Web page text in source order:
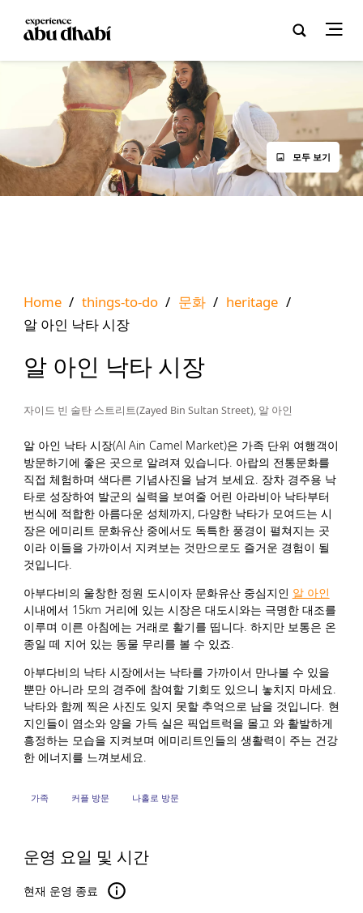
모두 보기
Home / things-to-do / 문화 / heritage /
알 아인 낙타 시장
알 아인 낙타 시장
자이드 빈 술탄 스트리트(Zayed Bin Sultan Street), 알 아인
알 아인 낙타 시장(Al Ain Camel Market)은 가족 단위 여행객이
방문하기에 좋은 곳으로 알려져 있습니다. 아랍의 전통문화를
직접 체험하며 색다른 기념사진을 남겨 보세요. 장차 경주용 낙
타로 성장하여 발군의 실력을 보여줄 어린 아라비아 낙타부터
번식에 적합한 아름다운 성체까지, 다양한 낙타가 모여드는 시
장은 에미리트 문화유산 중에서도 독특한 풍경이 펼쳐지는 곳
이라 이들을 가까이서 지켜보는 것만으로도 즐거운 경험이 될
것입니다.
아부다비의 울창한 정원 도시이자 문화유산 중심지인 알 아인
시내에서 15km 거리에 있는 시장은 대도시와는 극명한 대조를
이루며 이른 아침에는 거래로 활기를 띱니다. 하지만 보통은 온
종일 떼 지어 있는 동물 무리를 볼 수 있죠.
아부다비의 낙타 시장에서는 낙타를 가까이서 만나볼 수 있을
뿐만 아니라 모의 경주에 참여할 기회도 있으니 놓치지 마세요.
낙타와 함께 찍은 사진도 잊지 못할 추억으로 남을 것입니다. 현
지인들이 염소와 양을 가득 실은 픽업트럭을 몰고 와 활발하게
흥정하는 모습을 지켜보며 에미리트인들의 생활력이 주는 건강
한 에너지를 느껴보세요.
가족 커플 방문 나홀로 방문
운영 요일 및 시간
현재 운영 종료